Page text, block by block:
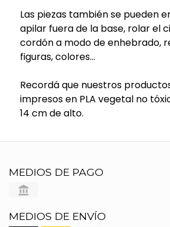
Las piezas también se pueden
apilar fuera de la base, rolar el
cordón a modo de enhebrado,
figuras, colores...
Recordá que nuestros
impresos en PLA vegetal no
14 cm de alto.
MEDIOS DE PAGO
MEDIOS DE ENVÍO